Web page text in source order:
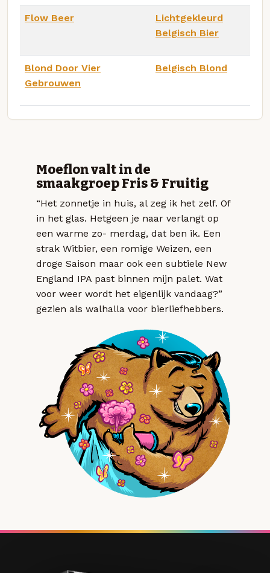
Flow Beer
Lichtgekleurd
Belgisch Bier
Blond Door Vier
Gebrouwen
Belgisch Blond
Moeflon valt in de
smaakgroep Fris & Fruitig
“Het zonnetje in huis, al zeg ik het zelf. Of
in het glas. Hetgeen je naar verlangt op
een warme zo- merdag, dat ben ik. Een
strak Witbier, een romige Weizen, een
droge Saison maar ook een subtiele New
England IPA past binnen mijn palet. Wat
voor weer wordt het eigenlijk vandaag?”
gezien als walhalla voor bierliefhebbers.